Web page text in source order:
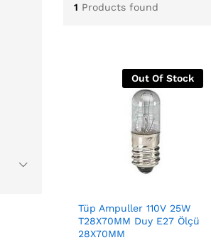
1 Products found
Out Of Stock
Tüp Ampuller 110V 25W
T28X70MM Duy E27 Ölçü
28X70MM